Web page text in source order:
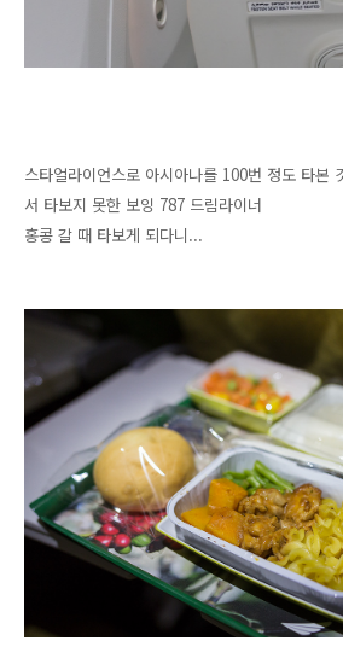
스타얼라이언스로 아시아나를 100번 정도 타본
서 타보지 못한 보잉 787 드림라이너
홍콩 갈 때 타보게 되다니...